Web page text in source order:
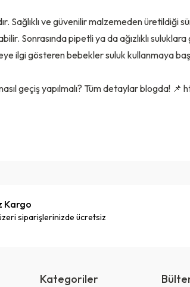
Sağlıklı ve güvenilir malzemeden üretildiği
Sonrasında pipetli ya da ağızlıklı
ilgi gösteren bebekler suluk kullanmaya
geçiş yapılmalı? Tüm detaylar blogda! 📌
Kargo
siparişlerinizde ücretsiz
Kategoriler